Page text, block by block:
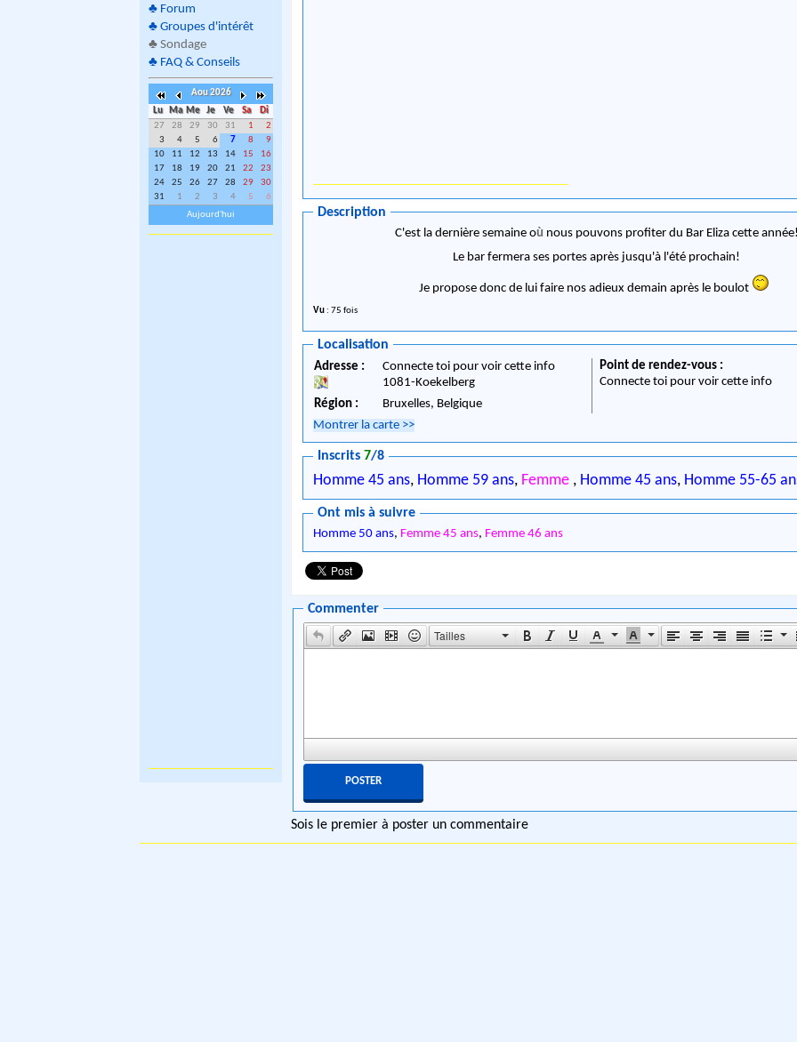
♣ Forum
♣ Groupes d'intérêt
♣ Sondage
♣ FAQ & Conseils
Aou 2026
Lu
Ma Me Je Ve Sa
Di
27
28 29 30 31 1
2
3
4 5 6 7 8
9
10
11 12 13 14 15
16
17
18 19 20 21 22
23
24
25 26 27 28 29
30
31
1 2 3 4 5
6
Aujourd'hui
Description
C'est la dernière semaine où nous pouvons profiter du Bar Eliza cette
Le bar fermera ses portes après jusqu'à l'été prochain!
Je propose donc de lui faire nos adieux demain après le boulot
Vu : 75 fois
Localisation
Adresse :
Connecte toi pour voir cette info
1081-Koekelberg
Région :
Bruxelles, Belgique
Point de rendez-vous :
Connecte toi pour voir cette info
Montrer la carte >>
Inscrits7/8
Homme 45 ans, Homme 59 ans, Femme , Homme 45 ans, Homme 55-65
Ont mis à suivre
Homme 50 ans, Femme 45 ans, Femme 46 ans
Commenter
Tailles
Sois le premier à poster un commentaire